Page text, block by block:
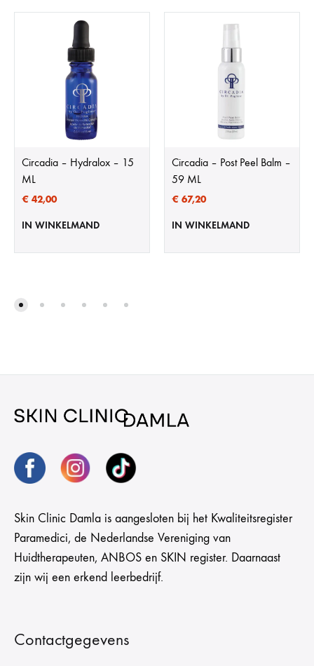
Circadia – Hydralox – 15
ML
€ 42,00
IN WINKELMAND
Circadia – Post Peel Balm –
59 ML
€ 67,20
IN WINKELMAND
Skin Clinic Damla is aangesloten bij het Kwaliteitsregister
Paramedici, de Nederlandse Vereniging van
Huidtherapeuten, ANBOS en SKIN register. Daarnaast
zijn wij een erkend leerbedrijf.
Contactgegevens